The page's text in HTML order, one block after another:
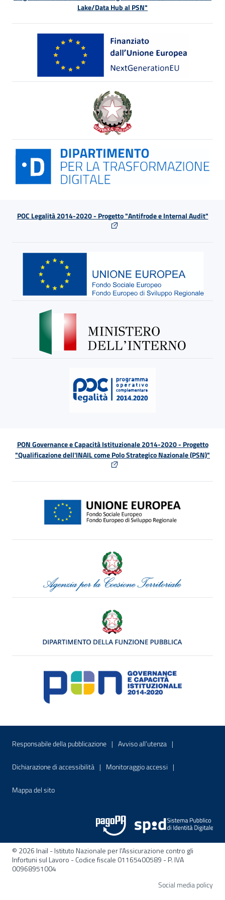
Lake/Data Hub al PSN"
POC Legalità 2014-2020 - Progetto "Antifrode e Internal Audit"
PON Governance e Capacità Istituzionale 2014-2020 - Progetto
"Qualificazione dell'INAIL come Polo Strategico Nazionale (PSN)"
Menu di servizio
Responsabile della pubblicazione Sito interno - Apre in una nuova
Avviso all’utenza Sito interno -
Dichiarazione di accessibilità Sito interno - Apre in una nuova finestra
Monitoraggio accessi Sito interno -
Mappa del sitoSito interno - Apre nella stessa finestra
© 2026 Inail - Istituto Nazionale per l'Assicurazione contro gli
Infortuni sul Lavoro - Codice fiscale 01165400589 - P. IVA
00968951004
Social media policy